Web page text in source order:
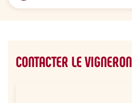
CONTACTER LE VIGNERON